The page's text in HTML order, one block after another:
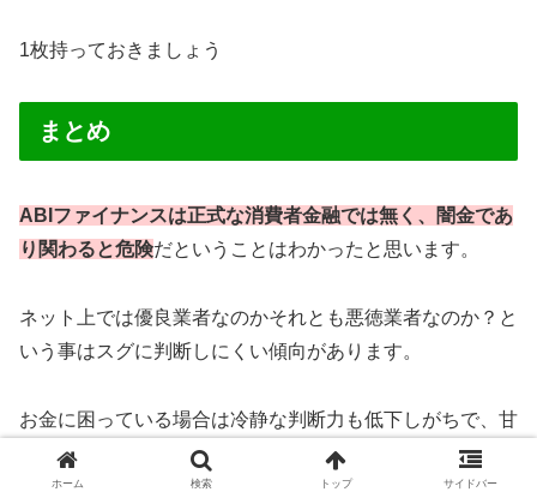
1枚持っておきましょう
まとめ
ABIファイナンスは正式な消費者金融では無く、闇金であ
り関わると危険だということはわかったと思います。
ネット上では優良業者なのかそれとも悪徳業者なのか？と
いう事はスグに判断しにくい傾向があります。
お金に困っている場合は冷静な判断力も低下しがちで、甘
い言葉についつい申し込みをしてしまうといったことが実
際にたくさん起きているのも事実。
ホーム 検索 トップ サイドバー